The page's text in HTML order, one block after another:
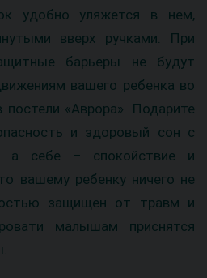
удобно уляжется в нем,
вверх ручками. При
барьеры не будут
вашего ребенка во
«Аврора». Подарите
и здоровый сон с
а себе – спокойствие и
вашему ребенку ничего не
защищен от травм и
малышам приснятся